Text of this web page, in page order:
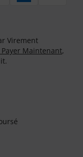
Virement
Maintenant,